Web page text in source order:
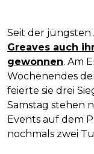
Seit der jüngsten
Greaves auch
gewonnen. Am
Wochenendes
feierte sie drei
Samstag stehen
Events auf dem
nochmals zwei